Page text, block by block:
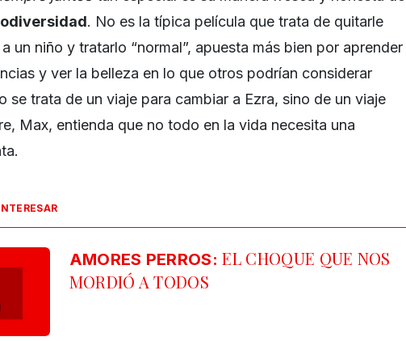
. No es la típica película que trata de quitarle
un niño y tratarlo “normal”, apuesta más bien por aprender
y ver la belleza en lo que otros podrían considerar
se trata de un viaje para cambiar a Ezra, sino de un viaje
Max, entienda que no todo en la vida necesita una
AMORES PERROS: EL CHOQUE QUE NOS
MORDIÓ A TODOS